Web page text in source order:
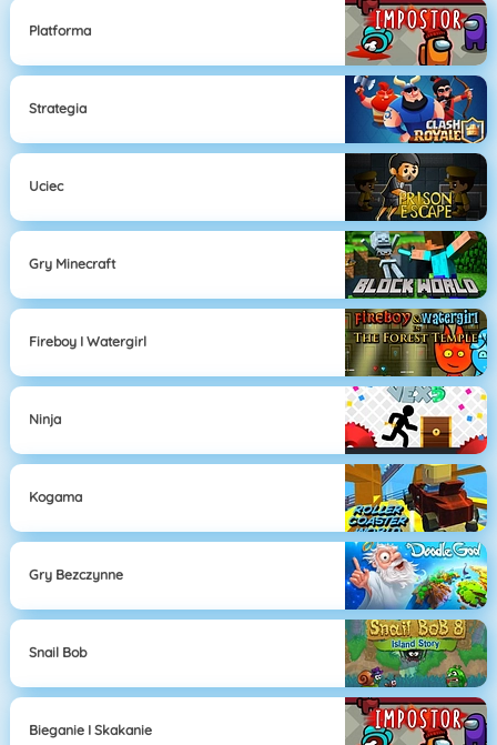
Platforma
Strategia
Uciec
Gry Minecraft
Fireboy I Watergirl
Ninja
Kogama
Gry Bezczynne
Snail Bob
Bieganie I Skakanie